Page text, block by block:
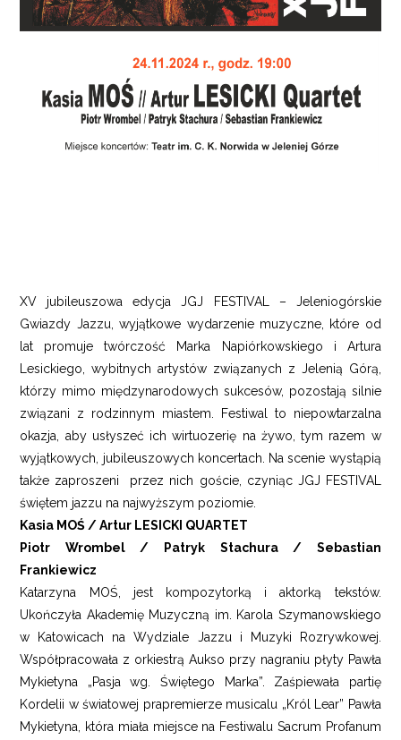
XV jubileuszowa edycja JGJ FESTIVAL – Jeleniogórskie
Gwiazdy Jazzu, wyjątkowe wydarzenie muzyczne, które od
lat promuje twórczość Marka Napiórkowskiego i Artura
Lesickiego, wybitnych artystów związanych z Jelenią Górą,
którzy mimo międzynarodowych sukcesów, pozostają silnie
związani z rodzinnym miastem. Festiwal to niepowtarzalna
okazja, aby usłyszeć ich wirtuozerię na żywo, tym razem w
wyjątkowych, jubileuszowych koncertach. Na scenie wystąpią
także zaproszeni przez nich goście, czyniąc JGJ FESTIVAL
świętem jazzu na najwyższym poziomie.
Kasia MOŚ / Artur LESICKI QUARTET
Piotr Wrombel / Patryk Stachura / Sebastian
Frankiewicz
Katarzyna MOŚ, jest kompozytorką i aktorką tekstów.
Ukończyła Akademię Muzyczną im. Karola Szymanowskiego
w Katowicach na Wydziale Jazzu i Muzyki Rozrywkowej.
Współpracowała z orkiestrą Aukso przy nagraniu płyty Pawła
Mykietyna „Pasja wg. Świętego Marka”. Zaśpiewała partię
Kordelii w światowej prapremierze musicalu „Król Lear” Pawła
Mykietyna, która miała miejsce na Festiwalu Sacrum Profanum